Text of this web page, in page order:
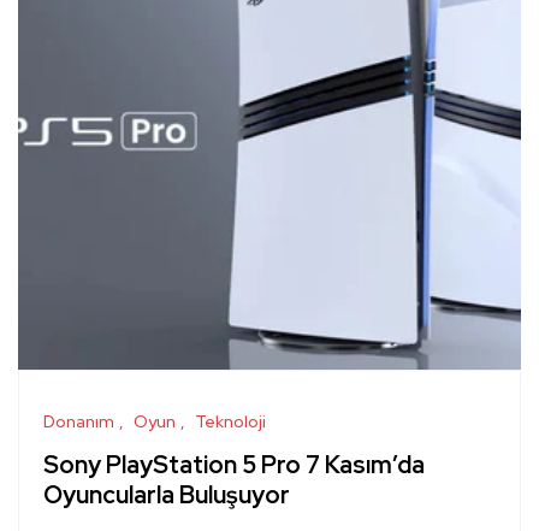
Donanım Oyun Teknoloji
Sony PlayStation 5 Pro 7 Kasım’da
Oyuncularla Buluşuyor